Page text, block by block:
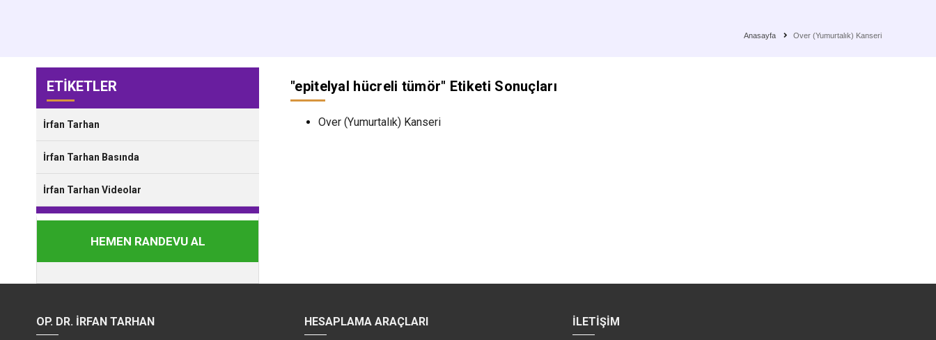
Anasayfa Over (Yumurtalık) Kanseri
ETİKETLER
İrfan Tarhan
İrfan Tarhan Basında
İrfan Tarhan Videolar
HEMEN RANDEVU AL
"epitelyal hücreli tümör" Etiketi Sonuçları
Over (Yumurtalık) Kanseri
OP. DR. İRFAN TARHAN HESAPLAMA ARAÇLARI İLETIŞIM